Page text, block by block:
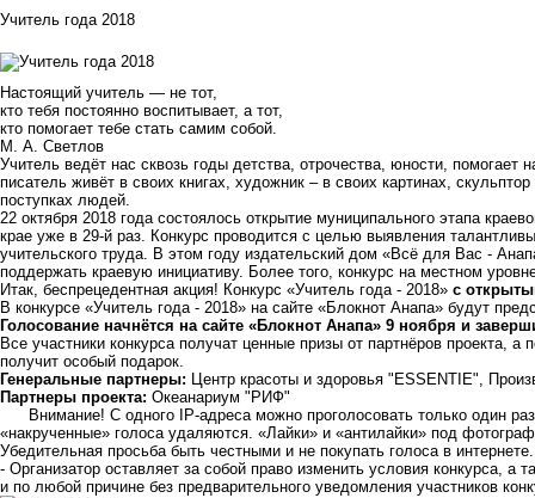
Учитель года 2018
Настоящий учитель — не тот,
кто тебя постоянно воспитывает, а тот,
кто помогает тебе стать самим собой.
М. А. Светлов
Учитель ведёт нас сквозь годы детства, отрочества, юности, помогает
писатель живёт в своих книгах, художник – в своих картинах,
поступках людей.
22 октября 2018 года состоялось открытие муниципального этапа
крае уже в 29-й раз. Конкурс проводится с целью выявления
учительского труда. В этом году издательский дом «Всё для Вас -
поддержать краевую инициативу. Более того, конкурс на местном
Итак, беспрецедентная акция! Конкурс «Учитель года - 2018» с
В конкурсе «Учитель года - 2018» на сайте «Блокнот Анапа» будут
Голосование начнётся на сайте «Блокнот Анапа» 9 ноября и
Все участники конкурса получат ценные призы от партнёров проекта,
получит особый подарок.
Генеральные партнеры: Центр красоты и здоровья "ESSENTIE",
Партнеры проекта: Океанариум "РИФ"
Внимание! С одного IP-адреса можно проголосовать только один
«накрученные» голоса удаляются. «Лайки» и «антилайки» под
Убедительная просьба быть честными и не покупать голоса в
- Организатор оставляет за собой право изменить условия конкурса, а
и по любой причине без предварительного уведомления участников